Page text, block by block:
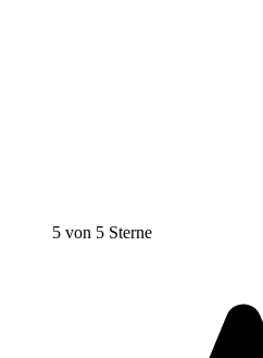
5 von 5 Sterne